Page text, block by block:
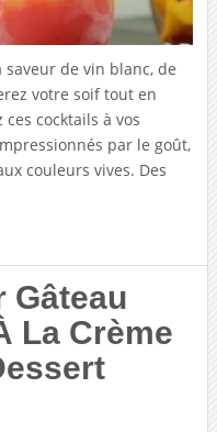
saveur de vin blanc, de
votre soif tout en
cocktails à vos
par le goût,
couleurs vives. Des
Gâteau
La Crème